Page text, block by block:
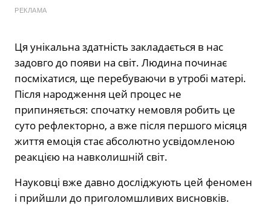
РЕКЛАМА
Ця унікальна здатність закладається в нас
задовго до появи на світ. Людина починає
посміхатися, ще перебуваючи в утробі матері.
Після народження цей процес не
припиняється: спочатку немовля робить це
суто рефлекторно, а вже після першого місяця
життя емоція стає абсолютно усвідомленою
реакцією на навколишній світ.
Науковці вже давно досліджують цей феномен
і прийшли до приголомшливих висновків.